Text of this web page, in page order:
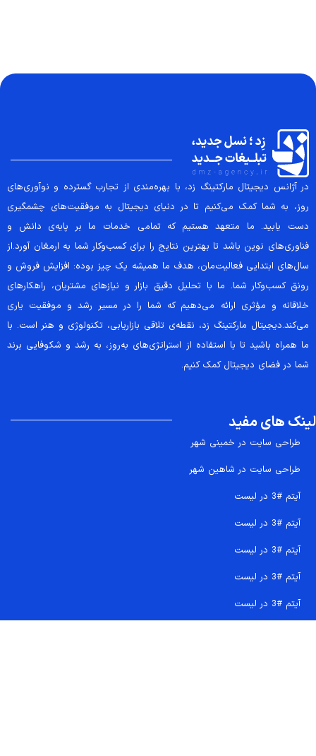
در آژانس دیجیتال مارکتینگ زد، با بهره‌مندی از تجارب گسترده و نوآوری‌های
روز، به شما کمک می‌کنیم تا در دنیای دیجیتال به موفقیت‌های چشمگیری
دست یابید. ما متعهد هستیم که تمامی خدمات ما بر پایه‌ی دانش و
فناوری‌های نوین باشد تا بهترین نتایج را برای کسب‌وکار شما به ارمغان آورد.از
سال‌های ابتدایی فعالیت‌مان، هدف ما همیشه یک چیز بوده: افزایش فروش و
رونق کسب‌وکار شما. ما با تحلیل دقیق بازار و نیازهای مشتریان، راهکارهای
خلاقانه و مؤثری ارائه می‌دهیم که شما را در مسیر رشد و موفقیت یاری
می‌کند.دیجیتال مارکتینگ زد، نقطه‌ی تلاقی بازاریابی، تکنولوژی و هنر است. با
ما همراه باشید تا با استفاده از استراتژی‌های به‌روز، به رشد و شکوفایی برند
شما در فضای دیجیتال کمک کنیم.
لینک های مفید
طراحی سایت در خمینی شهر
طراحی سایت در شاهین شهر
آیتم #3 در لیست
آیتم #3 در لیست
آیتم #3 در لیست
آیتم #3 در لیست
آیتم #3 در لیست